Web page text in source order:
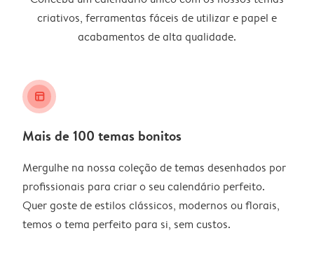
criativos, ferramentas fáceis de utilizar e papel e
acabamentos de alta qualidade.
layout_alt
Mais de 100 temas bonitos
Mergulhe na nossa coleção de temas desenhados por
profissionais para criar o seu calendário perfeito.
Quer goste de estilos clássicos, modernos ou florais,
temos o tema perfeito para si, sem custos.